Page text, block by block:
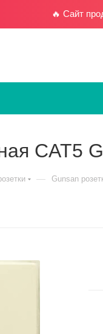
🔥 Сайт
CAT5
— Gunsan